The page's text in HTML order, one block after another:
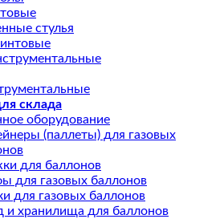
стулья
склада
оборудование
(паллеты) для газовых
для баллонов
для газовых баллонов
для газовых баллонов
и хранилища для баллонов